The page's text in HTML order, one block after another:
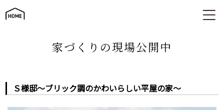
Ｓ様邸～ブリック調のかわいらしい平屋の家～
家づくりの現場公開中
Ｓ様邸～ブリック調のかわいらしい平屋の家～